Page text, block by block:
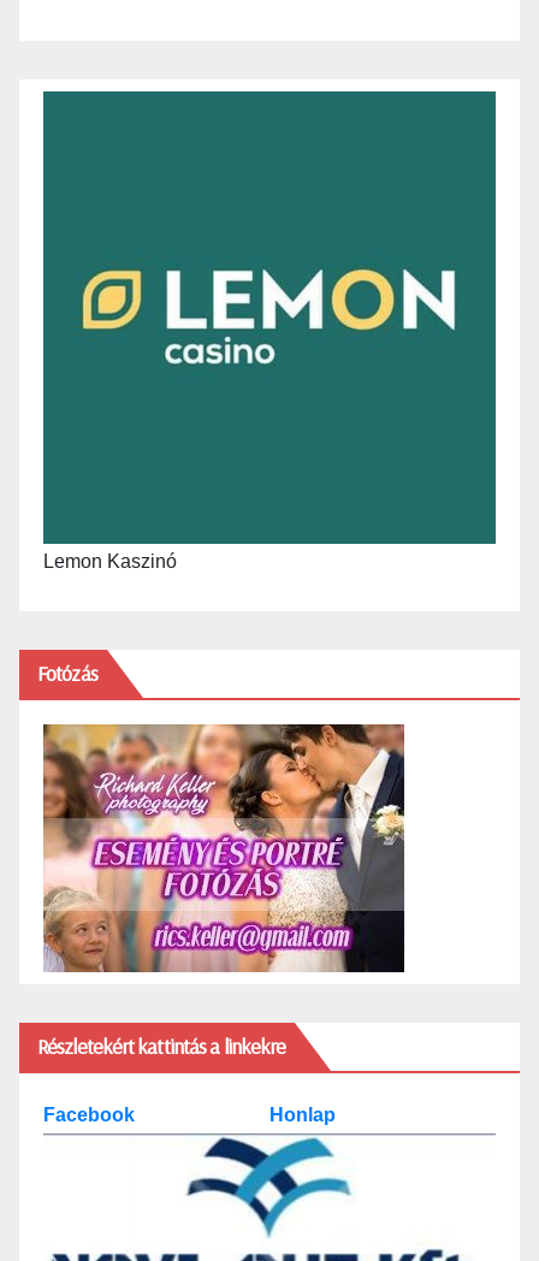
Lemon Kaszinó
Fotózás
Részletekért kattintás a linkekre
Facebook Honlap